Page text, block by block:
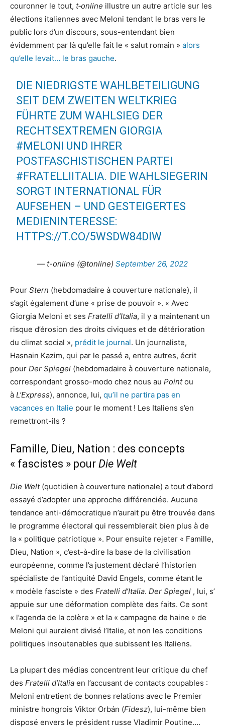
couronner le tout, t‑online illustre un autre article sur les
élections italiennes avec Meloni tendant le bras vers le
public lors d’un discours, sous-entendant bien
évidemment par là qu’elle fait le « salut romain » alors
qu’elle levait… le bras gauche.
DIE NIEDRIGSTE WAHLBETEILIGUNG
SEIT DEM ZWEITEN WELTKRIEG
FÜHRTE ZUM WAHLSIEG DER
RECHTSEXTREMEN GIORGIA
#MELONI UND IHRER
POSTFASCHISTISCHEN PARTEI
#FRATELLIITALIA. DIE WAHLSIEGERIN
SORGT INTERNATIONAL FÜR
AUFSEHEN – UND GESTEIGERTES
MEDIENINTERESSE:
HTTPS://T.CO/5WSDW84DIW
— t-online (@tonline) September 26, 2022
Pour Stern (hebdomadaire à couverture nationale), il
s’agit également d’une « prise de pouvoir ». « Avec
Giorgia Meloni et ses Fratelli d’Italia, il y a maintenant un
risque d’érosion des droits civiques et de détérioration
du climat social », prédit le journal. Un journaliste,
Hasnain Kazim, qui par le passé a, entre autres, écrit
pour Der Spiegel (hebdomadaire à couverture nationale,
correspondant grosso-modo chez nous au Pointou
à L’Express), annonce, lui, qu’il ne partira pas en
vacances en Italie pour le moment ! Les Italiens s’en
remettront-ils ?
Famille, Dieu, Nation : des concepts
« fascistes » pour Die Welt
Die Welt (quotidien à couverture nationale) a tout d’abord
essayé d’adopter une approche différenciée. Aucune
tendance anti-démocratique n’aurait pu être trouvée dans
le programme électoral qui ressemblerait bien plus à de
la « politique patriotique ». Pour ensuite rejeter « Famille,
Dieu, Nation », c’est-à-dire la base de la civilisation
européenne, comme l’a justement déclaré l’historien
spécialiste de l’antiquité David Engels, comme étant le
« modèle fasciste » des Fratelli d’Italia. Der Spiegel , lui, s’
appuie sur une déformation complète des faits. Ce sont
« l’agenda de la colère » et la « campagne de haine » de
Meloni qui auraient divisé l’Italie, et non les conditions
politiques insoutenables que subissent les Italiens.
La plupart des médias concentrent leur critique du chef
des Fratelli d’Italia en l’accusant de contacts coupables :
Meloni entretient de bonnes relations avec le Premier
ministre hongrois Viktor Orbán (Fidesz), lui-même bien
disposé envers le président russe Vladimir Poutine….